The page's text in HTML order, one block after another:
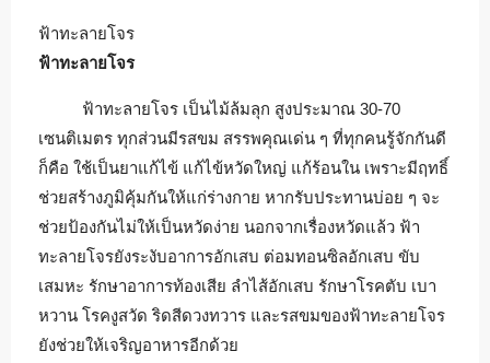
ฟ้าทะลายโจร
ฟ้าทะลายโจร
ฟ้าทะลายโจร เป็นไม้ล้มลุก สูงประมาณ 30-70
เซนติเมตร ทุกส่วนมีรสขม สรรพคุณเด่น ๆ ที่ทุกคนรู้จักกันดี
ก็คือ ใช้เป็นยาแก้ไข้ แก้ไข้หวัดใหญ่ แก้ร้อนใน เพราะมีฤทธิ์
ช่วยสร้างภูมิคุ้มกันให้แก่ร่างกาย หากรับประทานบ่อย ๆ จะ
ช่วยป้องกันไม่ให้เป็นหวัดง่าย นอกจากเรื่องหวัดแล้ว ฟ้า
ทะลายโจรยังระงับอาการอักเสบ ต่อมทอนซิลอักเสบ ขับ
เสมหะ รักษาอาการท้องเสีย ลำไส้อักเสบ รักษาโรคตับ เบา
หวาน โรคงูสวัด ริดสีดวงทวาร และรสขมของฟ้าทะลายโจร
ยังช่วยให้เจริญอาหารอีกด้วย